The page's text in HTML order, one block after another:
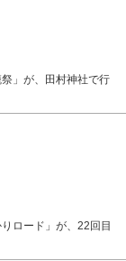
」が、田村神社で行
ロード」が、22回目